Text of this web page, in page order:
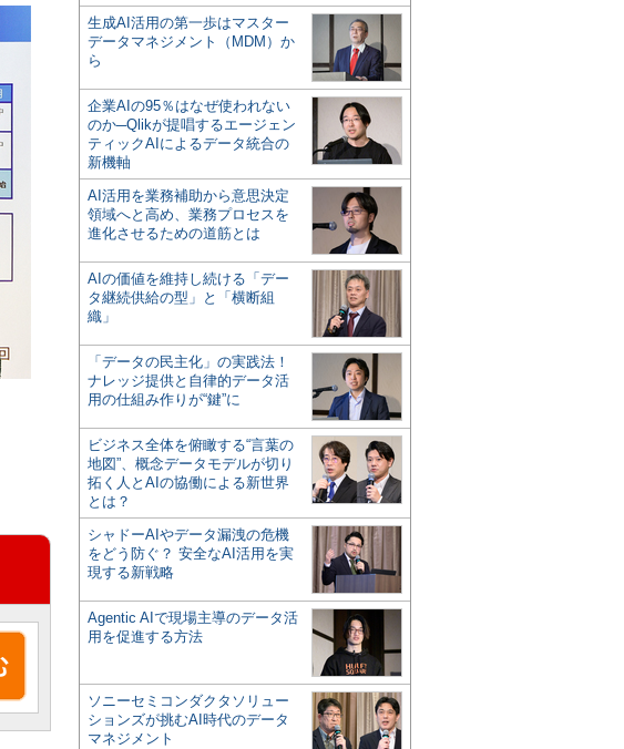
生成AI活用の第一歩はマスター
データマネジメント（MDM）か
ら
企業AIの95％はなぜ使われない
のか─Qlikが提唱するエージェン
ティックAIによるデータ統合の
新機軸
AI活用を業務補助から意思決定
領域へと高め、業務プロセスを
進化させるための道筋とは
AIの価値を維持し続ける「デー
タ継続供給の型」と「横断組
織」
「データの民主化」の実践法！
ナレッジ提供と自律的データ活
用の仕組み作りが“鍵”に
ビジネス全体を俯瞰する“言葉の
地図”、概念データモデルが切り
拓く人とAIの協働による新世界
とは？
シャドーAIやデータ漏洩の危機
をどう防ぐ？ 安全なAI活用を実
現する新戦略
Agentic AIで現場主導のデータ活
用を促進する方法
ソニーセミコンダクタソリュー
ションズが挑むAI時代のデータ
マネジメント